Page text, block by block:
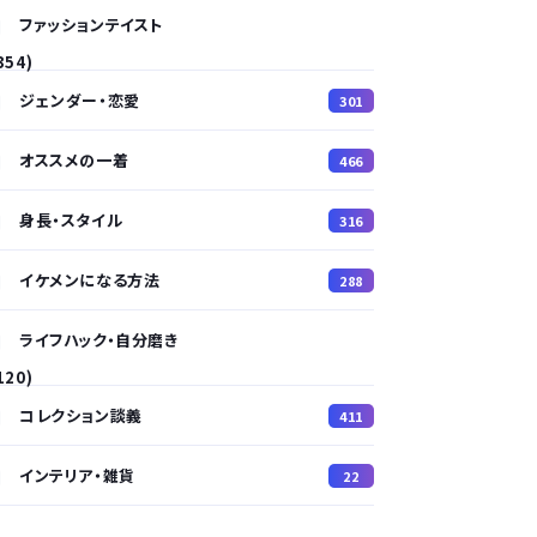
ファッションテイスト
ジェンダー・恋愛
301
オススメの一着 466
身長・スタイル 316
イケメンになる方法 288
ライフハック・自分磨き
コレクション談義
411
インテリア・雑貨 22